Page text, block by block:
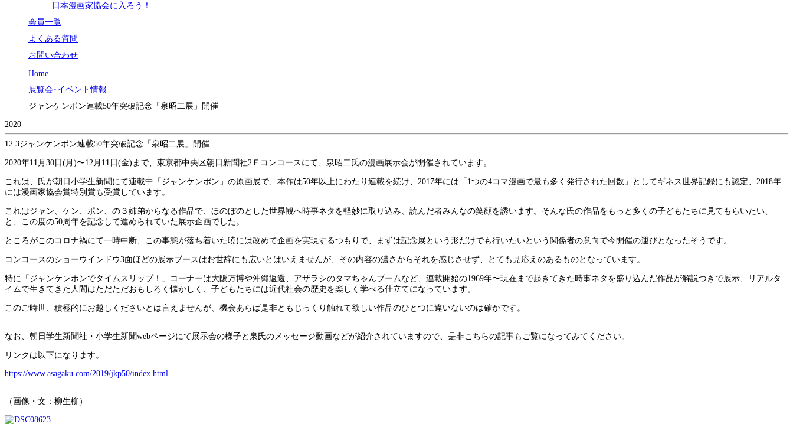
日本漫画家協会に入ろう！
会員一覧
よくある質問
お問い合わせ
Home
展覧会･イベント情報
ジャンケンポン連載50年突破記念「泉昭二展」開催
2020
12.3ジャンケンポン連載50年突破記念「泉昭二展」開催
2020年11月30日(月)〜12月11日(金)まで、東京都中央区朝日新聞社2Ｆコンコースにて、泉昭二氏の漫画展示会が開催されています。
これは、氏が朝日小学生新聞にて連載中「ジャンケンポン」の原画展で、本作は50年以上にわたり連載を続け、2017年には「1つの4コマ漫画で最も多く発行された回数」としてギネス世界記録にも認定、2018年
には漫画家協会賞特別賞も受賞しています。
これはジャン、ケン、ポン、の３姉弟からなる作品で、ほのぼのとした世界観へ時事ネタを軽妙に取り込み、読んだ者みんなの笑顔を誘います。そんな氏の作品をもっと多くの子どもたちに見てもらいたい、
と、この度の50周年を記念して進められていた展示企画でした。
ところがこのコロナ禍にて一時中断、この事態が落ち着いた暁には改めて企画を実現するつもりで、まずは記念展という形だけでも行いたいという関係者の意向で今開催の運びとなったそうです。
コンコースのショーウインドウ3面ほどの展示ブースはお世辞にも広いとはいえませんが、その内容の濃さからそれを感じさせず、とても見応えのあるものとなっています。
特に「ジャンケンポンでタイムスリップ！」コーナーは大阪万博や沖縄返還、アザラシのタマちゃんブームなど、連載開始の1969年〜現在まで起きてきた時事ネタを盛り込んだ作品が解説つきで展示、リアルタ
イムで生きてきた人間はただただおもしろく懐かしく、子どもたちには近代社会の歴史を楽しく学べる仕立てになっています。
このご時世、積極的にお越しくださいとは言えませんが、機会あらば是非ともじっくり触れて欲しい作品のひとつに違いないのは確かです。
なお、朝日学生新聞社・小学生新聞webページにて展示会の様子と泉氏のメッセージ動画などが紹介されていますので、是非こちらの記事もご覧になってみてください。
リンクは以下になります。
https://www.asagaku.com/2019/jkp50/index.html
（画像・文：柳生柳）